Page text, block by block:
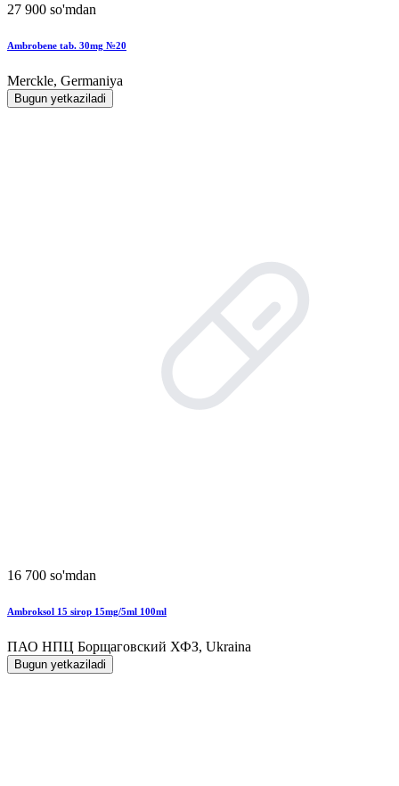
27 900 so'mdan
Ambrobene tab. 30mg №20
Merckle, Germaniya
Bugun yetkaziladi
16 700 so'mdan
Ambroksol 15 sirop 15mg/5ml 100ml
ПАО НПЦ Борщаговский ХФЗ, Ukraina
Bugun yetkaziladi